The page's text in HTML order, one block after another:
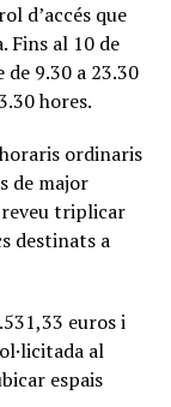
d’accés que
Fins al 10 de
9.30 a 23.30
hores.
ordinaris
de major
triplicar
destinats a
euros i
al
espais